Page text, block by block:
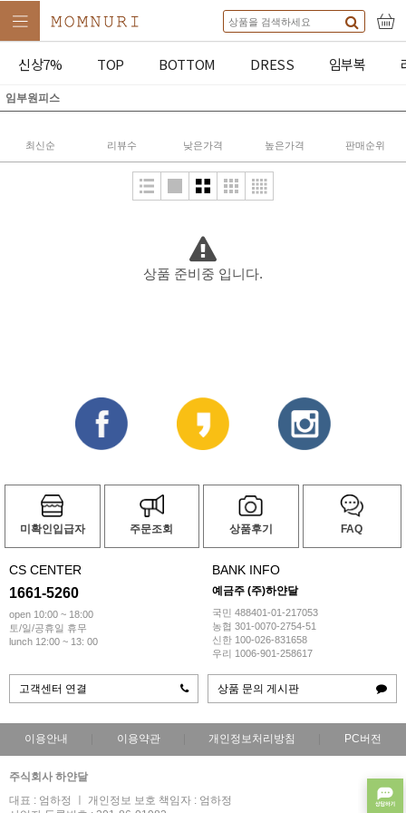
신상7% TOP BOTTOM DRESS 임부복
임부원피스
최신순 리뷰수 낮은가격 높은가격 판매순위
상품 준비중 입니다.
미확인입급자 주문조회 상품후기 FAQ
CS CENTER
1661-5260
open 10:00 ~ 18:00
토/일/공휴일 휴무
lunch 12:00 ~ 13: 00
BANK INFO
예금주 (주)하얀달
국민 488401-01-217053
농협 301-0070-2754-51
신한 100-026-831658
우리 1006-901-258617
고객센터 연결 상품 문의 게시판
이용안내 이용약관 개인정보처리방침 PC버전
주식회사 하얀달
대표 : 엄하정 ㅣ 개인정보 보호 책임자 : 엄하정